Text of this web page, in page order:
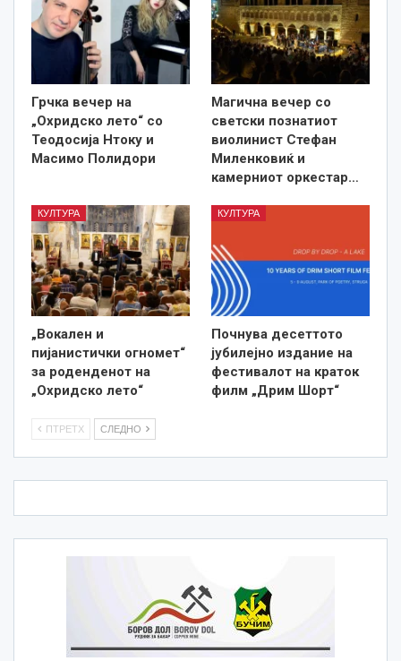
Грчка вечер на
„Охридско лето“ со
Теодосија Нтоку и
Масимо Полидори
Магична вечер со
светски познатиот
виолинист Стефан
Миленковиќ и
камерниот оркестар…
КУЛТУРА
„Вокален и
пијанистички огномет“
за роденденот на
„Охридско лето“
КУЛТУРА
Почнува десеттото
јубилејно издание на
фестивалот на краток
филм „Дрим Шорт“
ПТРЕТХ СЛЕДНО